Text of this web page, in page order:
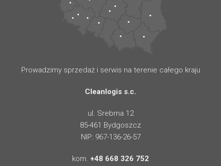
Prowadzimy sprzedaż i serwis na terenie całego kraju
Cleanlogis s.c.
ul. Srebrna 12
85-461 Bydgoszcz
NIP: 967-136-26-57
kom. +48 668 326 752